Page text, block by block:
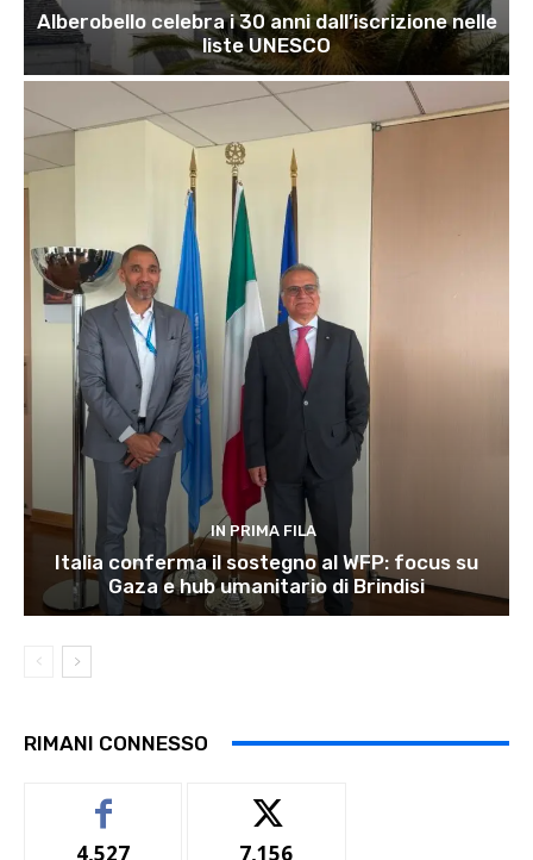
Alberobello celebra i 30 anni dall’iscrizione nelle
liste UNESCO
IN PRIMA FILA
Italia conferma il sostegno al WFP: focus su
Gaza e hub umanitario di Brindisi
RIMANI CONNESSO
4,527 7,156